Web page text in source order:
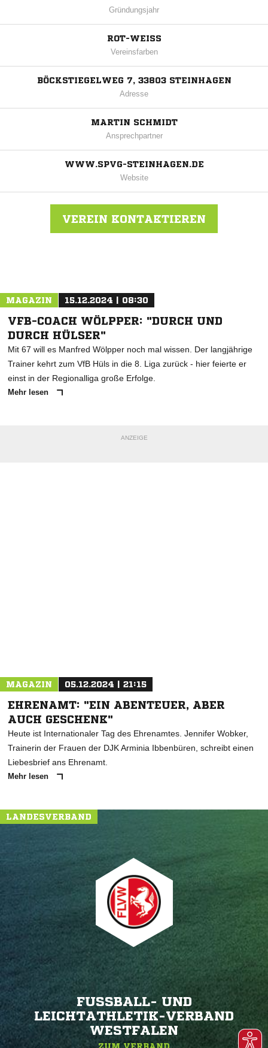
Gründungsjahr
ROT-WEISS
Vereinsfarben
BÖCKSTIEGELWEG 7, 33803 STEINHAGEN
Adresse
MARTIN SCHMIDT
Ansprechpartner
WWW.SPVG-STEINHAGEN.DE
Website
VEREIN KONTAKTIEREN
MAGAZIN 15.12.2024 | 08:30
VFB-COACH WÖLPPER: "DURCH UND
DURCH HÜLSER"
Mit 67 will es Manfred Wölpper noch mal wissen. Der langjährige
Trainer kehrt zum VfB Hüls in die 8. Liga zurück - hier feierte er
einst in der Regionalliga große Erfolge.
Mehr lesen
ANZEIGE
MAGAZIN 05.12.2024 | 21:15
EHRENAMT: "EIN ABENTEUER, ABER
AUCH GESCHENK"
Heute ist Internationaler Tag des Ehrenamtes. Jennifer Wobker,
Trainerin der Frauen der DJK Arminia Ibbenbüren, schreibt einen
Liebesbrief ans Ehrenamt.
Mehr lesen
LANDESVERBAND
FUSSBALL- UND L
EICHTATHLETIK-VERBAND W
ESTFALEN